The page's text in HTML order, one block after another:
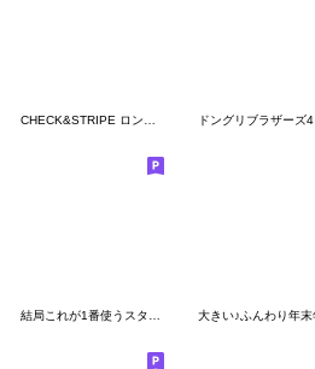
CHECK&STRIPE ロンドンくまのスタンプ ドングリブラザーズ4